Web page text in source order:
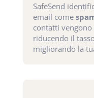
SafeSend
email come
contatti
riducendo il
migliorando la